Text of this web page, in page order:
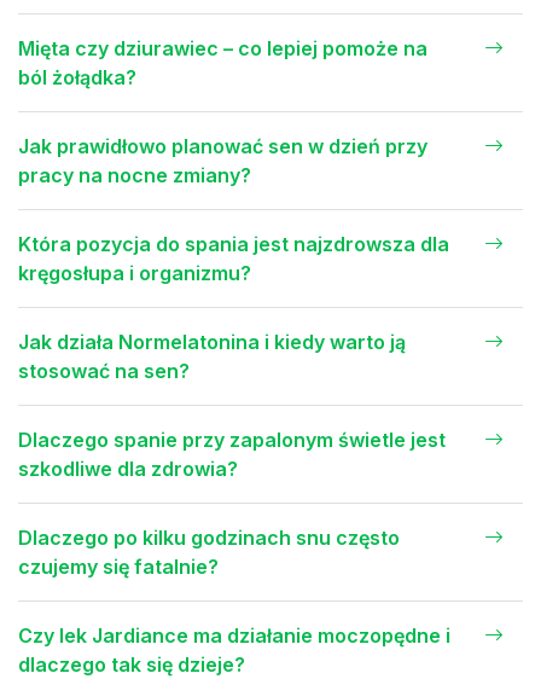
Mięta czy dziurawiec – co lepiej pomoże na
ból żołądka?
Jak prawidłowo planować sen w dzień przy
pracy na nocne zmiany?
Która pozycja do spania jest najzdrowsza dla
kręgosłupa i organizmu?
Jak działa Normelatonina i kiedy warto ją
stosować na sen?
Dlaczego spanie przy zapalonym świetle jest
szkodliwe dla zdrowia?
Dlaczego po kilku godzinach snu często
czujemy się fatalnie?
Czy lek Jardiance ma działanie moczopędne i
dlaczego tak się dzieje?